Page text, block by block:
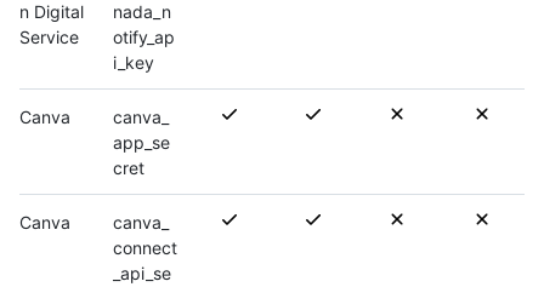
n Digital
Service
nada_n
otify_ap
i_key
Canva
canva_
app_se
cret
Canva
canva_
connect
_api_se